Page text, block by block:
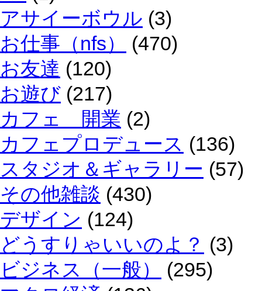
アサイーボウル (3)
お仕事（nfs）
(470)
お友達 (120)
お遊び (217)
カフェ 開業 (2)
カフェプロデュース (136)
スタジオ＆ギャラリー (57)
その他雑談 (430)
デザイン (124)
どうすりゃいいのよ？ (3)
ビジネス（一般）
(295)